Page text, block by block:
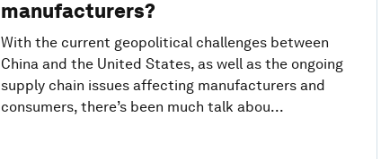
manufacturers?
With the current geopolitical challenges between
China and the United States, as well as the ongoing
supply chain issues affecting manufacturers and
consumers, there’s been much talk abou...